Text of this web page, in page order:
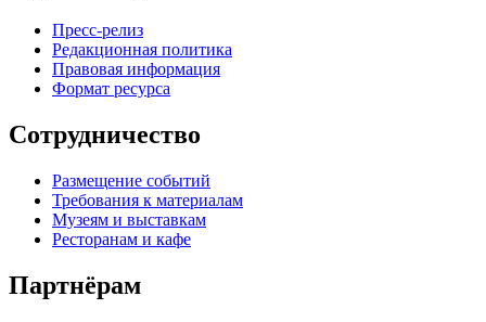
Пресс-релиз
Редакционная политика
Правовая информация
Формат ресурса
Сотрудничество
Размещение событий
Требования к материалам
Музеям и выставкам
Ресторанам и кафе
Партнёрам